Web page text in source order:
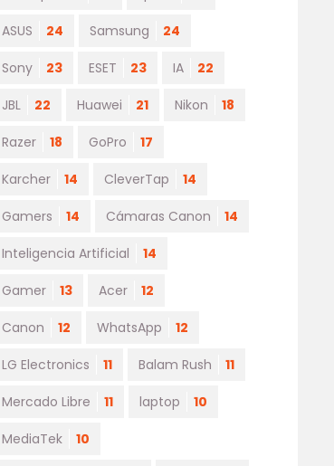
ASUS 24 Samsung 24
Sony 23 ESET 23 IA 22
JBL 22 Huawei 21 Nikon 18
Razer 18 GoPro 17
Karcher 14 CleverTap 14
Gamers 14 Cámaras Canon 14
Inteligencia Artificial 14
Gamer 13 Acer 12
Canon 12 WhatsApp 12
LG Electronics 11 Balam Rush 11
Mercado Libre 11 laptop 10
MediaTek 10